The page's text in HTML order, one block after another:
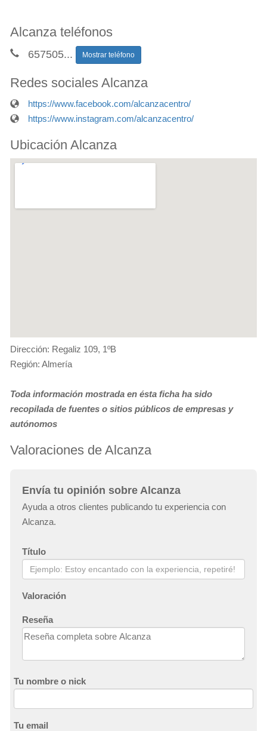
Alcanza teléfonos
657505... Mostrar teléfono
Redes sociales Alcanza
https://www.facebook.com/alcanzacentro/
https://www.instagram.com/alcanzacentro/
Ubicación Alcanza
Dirección: Regaliz 109, 1ºB
Región: Almería
Toda información mostrada en ésta ficha ha sido
recopilada de fuentes o sitios públicos de empresas y
autónomos
Valoraciones de Alcanza
Envía tu opinión sobre Alcanza
Ayuda a otros clientes publicando tu experiencia con
Alcanza.
Título
Valoración
Reseña
Tu nombre o nick
Tu email